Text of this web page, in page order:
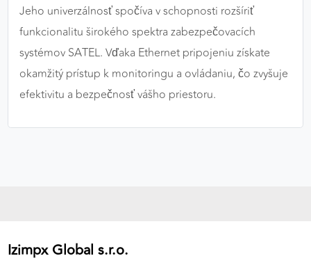
Jeho univerzálnosť spočíva v schopnosti rozšíriť
funkcionalitu širokého spektra zabezpečovacích
systémov SATEL. Vďaka Ethernet pripojeniu získate
okamžitý prístup k monitoringu a ovládaniu, čo zvyšuje
efektivitu a bezpečnosť vášho priestoru.
Izimpx Global s.r.o.